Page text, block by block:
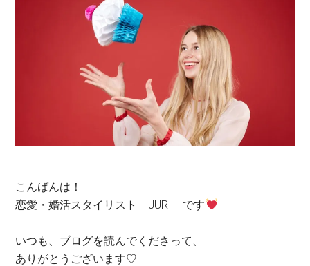
こんばんは！
恋愛・婚活スタイリスト JURI です
いつも、ブログを読んでくださって、
ありがとうございます♡